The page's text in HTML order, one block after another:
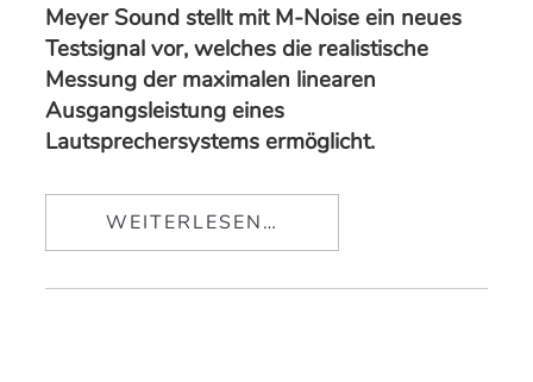
Meyer Sound stellt mit M-Noise ein neues
Testsignal vor, welches die realistische
Messung der maximalen linearen
Ausgangsleistung eines
Lautsprechersystems ermöglicht.
WEITERLESEN…